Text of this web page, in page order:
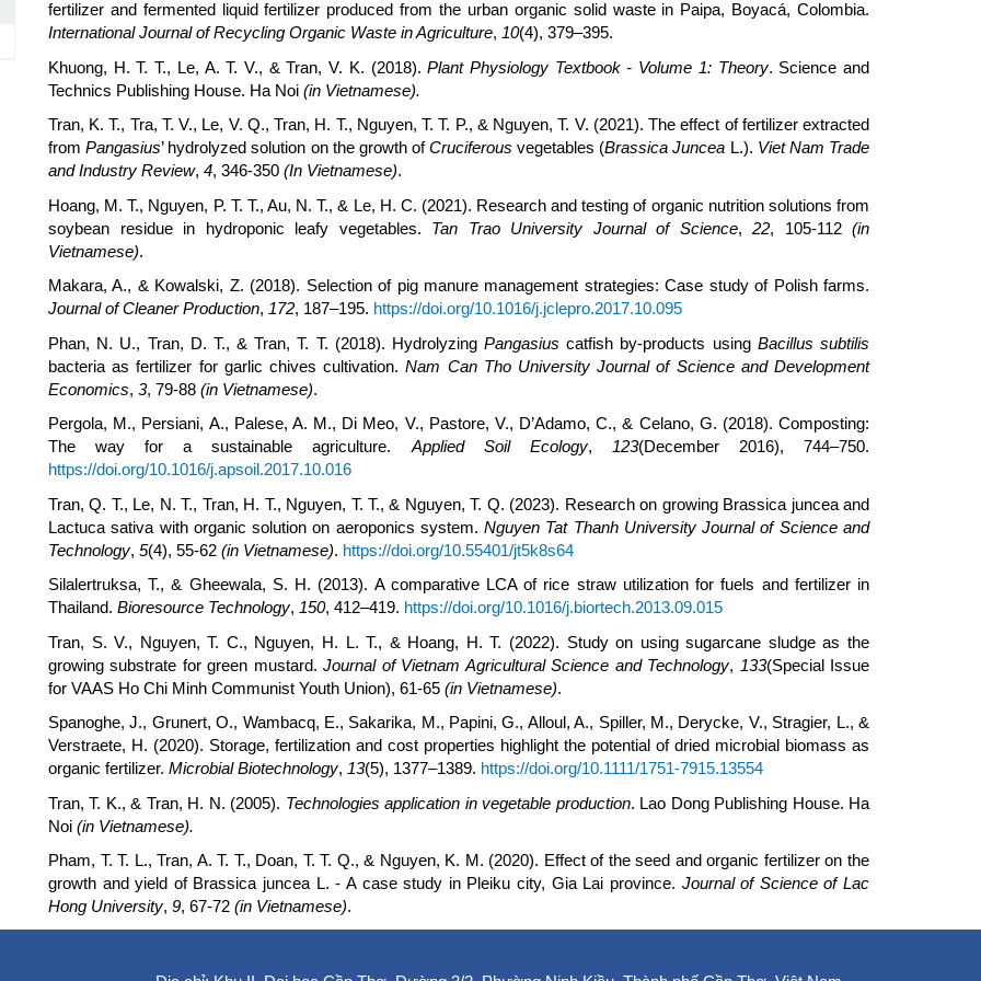
fertilizer and fermented liquid fertilizer produced from the urban organic solid waste in Paipa, Boyacá, Colombia.
International Journal of Recycling Organic Waste in Agriculture, 10(4), 379–395.
Khuong, H. T. T., Le, A. T. V., & Tran, V. K. (2018).Plant Physiology Textbook - Volume 1: Theory. Science and
Technics Publishing House. Ha Noi (in Vietnamese).
Tran, K. T., Tra, T. V., Le, V. Q., Tran, H. T., Nguyen, T. T. P., & Nguyen, T. V. (2021). The effect of fertilizer extracted
fromPangasius’ hydrolyzed solution on the growth ofCruciferous vegetables (Brassica Juncea L.). Viet Nam Trade
and Industry Review, 4, 346-350 (In Vietnamese).
Hoang, M. T., Nguyen, P. T. T., Au, N. T., & Le, H. C. (2021). Research and testing of organic nutrition solutions from
soybean residue in hydroponic leafy vegetables. Tan Trao University Journal of Science, 22, 105-112 (in
Vietnamese).
Makara, A., & Kowalski, Z. (2018). Selection of pig manure management strategies: Case study of Polish farms.
Journal of Cleaner Production, 172, 187–195. https://doi.org/10.1016/j.jclepro.2017.10.095
Phan, N. U., Tran, D. T., & Tran, T. T. (2018). HydrolyzingPangasius catfish by-products using Bacillus subtilis
bacteria as fertilizer for garlic chives cultivation.Nam Can Tho University Journal of Science and Development
Economics, 3, 79-88 (in Vietnamese).
Pergola, M., Persiani, A., Palese, A. M., Di Meo, V., Pastore, V., D’Adamo, C., & Celano, G. (2018). Composting:
The way for a sustainable agriculture. Applied Soil Ecology, 123(December 2016), 744–750.
https://doi.org/10.1016/j.apsoil.2017.10.016
Tran, Q. T., Le, N. T., Tran, H. T., Nguyen, T. T., & Nguyen, T. Q. (2023). Research on growing Brassica juncea and
Lactuca sativa with organic solution on aeroponics system.Nguyen Tat Thanh University Journal of Science and
Technology, 5(4), 55-62 (in Vietnamese). https://doi.org/10.55401/jt5k8s64
Silalertruksa, T., & Gheewala, S. H. (2013). A comparative LCA of rice straw utilization for fuels and fertilizer in
Thailand. Bioresource Technology, 150, 412–419. https://doi.org/10.1016/j.biortech.2013.09.015
Tran, S. V., Nguyen, T. C., Nguyen, H. L. T., & Hoang, H. T. (2022). Study on using sugarcane sludge as the
growing substrate for green mustard.Journal of Vietnam Agricultural Science and Technology, 133(Special Issue
for VAAS Ho Chi Minh Communist Youth Union), 61-65 (in Vietnamese).
Spanoghe, J., Grunert, O., Wambacq, E., Sakarika, M., Papini, G., Alloul, A., Spiller, M., Derycke, V., Stragier, L., &
Verstraete, H. (2020). Storage, fertilization and cost properties highlight the potential of dried microbial biomass as
organic fertilizer. Microbial Biotechnology, 13(5), 1377–1389. https://doi.org/10.1111/1751-7915.13554
Tran, T. K., & Tran, H. N. (2005). Technologies application in vegetable production. Lao Dong Publishing House. Ha
Noi (in Vietnamese).
Pham, T. T. L., Tran, A. T. T., Doan, T. T. Q., & Nguyen, K. M. (2020). Effect of the seed and organic fertilizer on the
growth and yield of Brassica juncea L. - A case study in Pleiku city, Gia Lai province. Journal of Science of Lac
Hong University, 9, 67-72 (in Vietnamese).